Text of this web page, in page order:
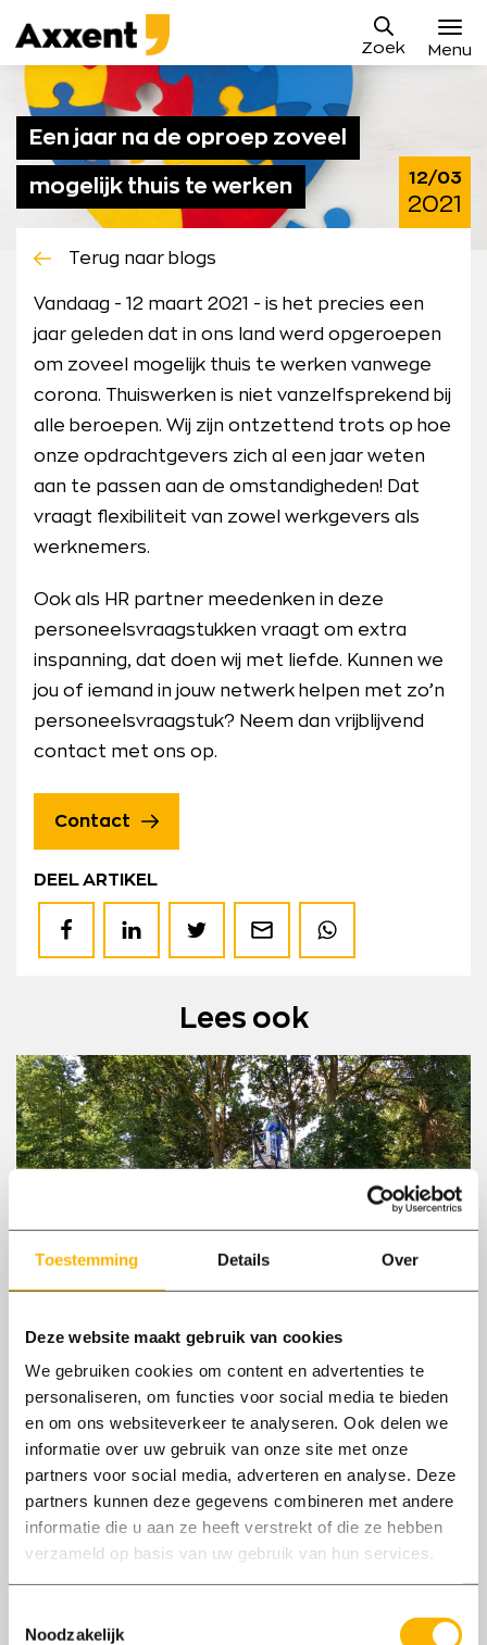
Toestemming Details Over
Deze website maakt gebruik van cookies
We gebruiken cookies om content en advertenties te
personaliseren, om functies voor social media te bieden
en om ons websiteverkeer te analyseren. Ook delen we
informatie over uw gebruik van onze site met onze
partners voor social media, adverteren en analyse. Deze
partners kunnen deze gegevens combineren met andere
informatie die u aan ze heeft verstrekt of die ze hebben
verzameld op basis van uw gebruik van hun services.
Noodzakelijk
naar
content
Axxent
B.V.
Zoek Menu
Vacatures
Sollicitatieproces
Waarom Axxent
Blog
Contact
Mijn Axxent
Een jaar na de oproep zoveel
mogelijk thuis te werken 12/03
2021
Terug naar blogs
Vandaag - 12 maart 2021 - is het precies een
jaar geleden dat in ons land werd opgeroepen
om zoveel mogelijk thuis te werken vanwege
corona. Thuiswerken is niet vanzelfsprekend bij
alle beroepen. Wij zijn ontzettend trots op hoe
onze opdrachtgevers zich al een jaar weten
aan te passen aan de omstandigheden! Dat
vraagt flexibiliteit van zowel werkgevers als
werknemers.
Ook als HR partner meedenken in deze
personeelsvraagstukken vraagt om extra
inspanning, dat doen wij met liefde. Kunnen we
jou of iemand in jouw netwerk helpen met zo’n
personeelsvraagstuk? Neem dan vrijblijvend
contact met ons op.
Contact
DEEL ARTIKEL
Deel
Deel
op
op
via
Deel
op
Lees ook
17/07
2020
jeuk.
In 2019 werden we allemaal geplaagd door de
eikenprocessierups. Kijk hoe de medewerkers
van Axxent werken aan de bestrijding.